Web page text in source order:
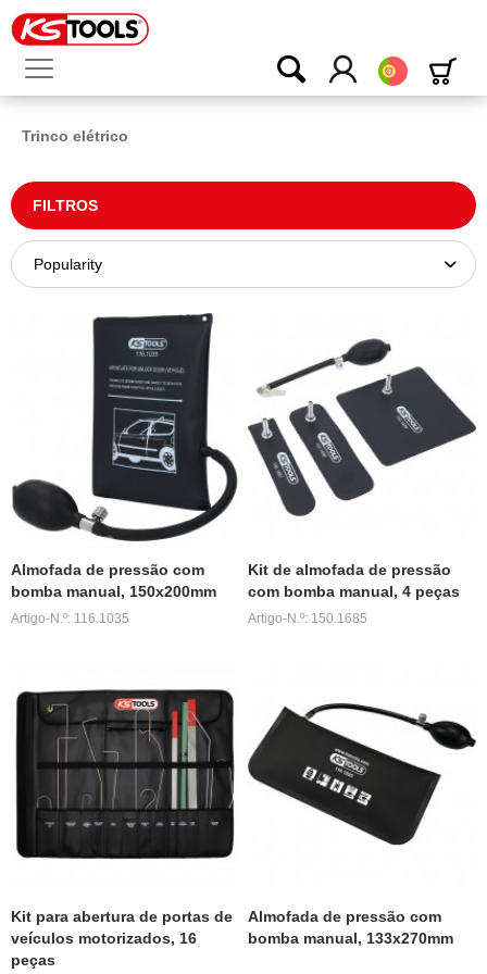
Português
Trinco elétrico
FILTROS
Almofada de pressão com
bomba manual, 150x200mm
Artigo-N.º: 116.1035
Kit de almofada de pressão
com bomba manual, 4 peças
Artigo-N.º: 150.1685
Kit para abertura de portas de
veículos motorizados, 16
peças
Almofada de pressão com
bomba manual, 133x270mm